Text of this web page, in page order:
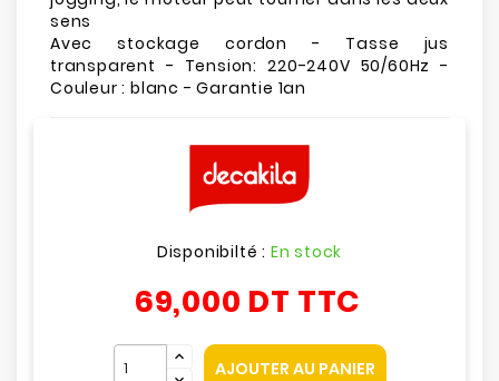
sens
Avec stockage cordon - Tasse jus
transparent - Tension: 220-240V 50/60Hz -
Couleur : blanc - Garantie 1an
Disponibilté : En stock
69,000 DT TTC
AJOUTER AU PANIER